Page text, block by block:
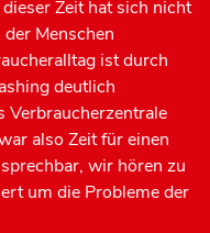
Zeit hat sich nicht
Menschen
ist durch
deutlich
Verbraucherzentrale
also Zeit für einen
wir hören zu
um die Probleme der